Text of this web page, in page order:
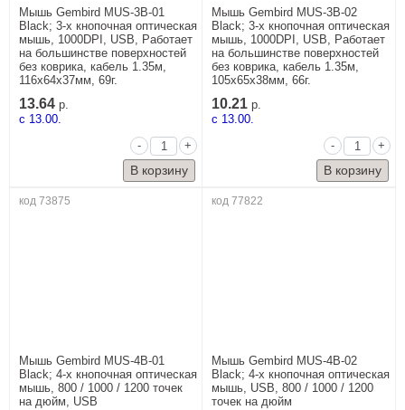
Мышь Gembird MUS-3B-01
Black; 3-х кнопочная оптическая
мышь, 1000DPI, USB, Работает
на большинстве поверхностей
без коврика, кабель 1.35м,
116x64x37мм, 69г.
13.64 р.
c 13.00.
-
+
Мышь Gembird MUS-3B-02
Black; 3-х кнопочная оптическая
мышь, 1000DPI, USB, Работает
на большинстве поверхностей
без коврика, кабель 1.35м,
105x65x38мм, 66г.
10.21 р.
c 13.00.
-
+
код 73875
Мышь Gembird MUS-4B-01
Black; 4-х кнопочная оптическая
мышь, 800 / 1000 / 1200 точек
на дюйм, USB
код 77822
Мышь Gembird MUS-4B-02
Black; 4-х кнопочная оптическая
мышь, USB, 800 / 1000 / 1200
точек на дюйм